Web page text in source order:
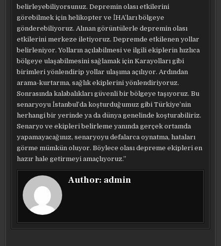
belirleyebiliyorsunuz. Depremin olası etkilerini
görebilmek için helikopter ve İHA’ları bölgeye
gönderebiliyoruz. Alınan görüntülerle depremin olası
etkilerini merkeze iletiyoruz. Depremde etkilenen yollar
belirleniyor. Yolların açılabilmesi ve ilgili ekiplerin hızlıca
bölgeye ulaşabilmesini sağlamak için Karayolları gibi
birimleri yönlendirip yollar ulaşıma açılıyor. Ardından
arama-kurtarma, sağlık ekiplerini yönlendiriyoruz.
Sonrasında kalabalıkları güvenli bir bölgeye taşıyoruz. Bu
senaryoyu İstanbul’da koşturduğumuz gibi Türkiye’nin
herhangi bir yerinde ya da dünya genelinde koşturabiliriz.
Senaryo ve ekipleri belirleme yanında gerçek ortamda
yapamayacağınız, senaryoyu defalarca oynatma, hataları
görme mümkün oluyor. Böylece olası depreme ekipleri en
hazır hale getirmeyi amaçlıyoruz.”
Author: admin